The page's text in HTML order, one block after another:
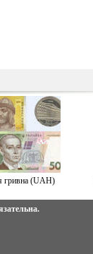
гривна (UAH)